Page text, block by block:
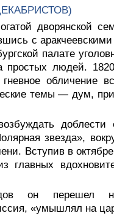
дворянской
с
палате
простых людей.
обличение
темы — дум,
доблести
звезда»,
Вступив в
он перешел
«умышлял на